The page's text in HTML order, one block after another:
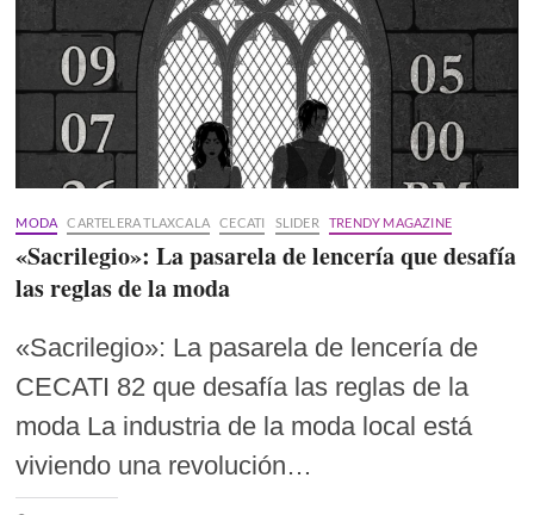
MODA CARTELERA TLAXCALA CECATI SLIDER TRENDY MAGAZINE
«Sacrilegio»: La pasarela de lencería que desafía
las reglas de la moda
«Sacrilegio»: La pasarela de lencería de
CECATI 82 que desafía las reglas de la
moda La industria de la moda local está
viviendo una revolución…